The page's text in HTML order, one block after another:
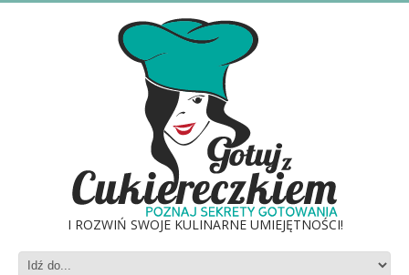
I ROZWIŃ SWOJE KULINARNE UMIEJĘTNOŚCI!